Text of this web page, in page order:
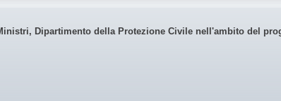
Dipartimento della Protezione Civile nell'ambito del